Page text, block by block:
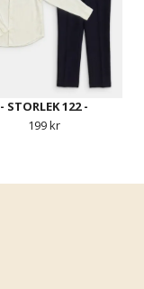
- STORLEK 122 -
199 kr